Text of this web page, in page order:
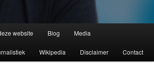
website Blog Media
Wikipedia Disclaimer Contact